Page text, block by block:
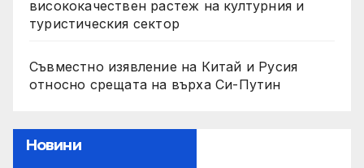
висококачествен растеж на културния и
туристическия сектор
Съвместно изявление на Китай и Русия
относно срещата на върха Си-Путин
Новини